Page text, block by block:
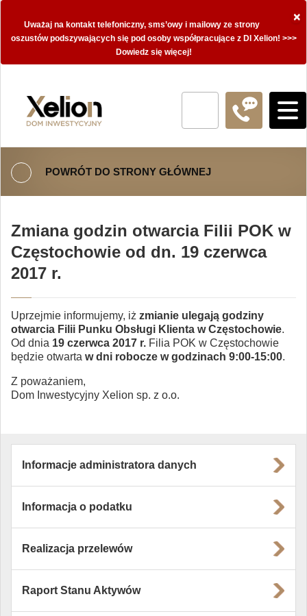
×
Uważaj na kontakt telefoniczny, sms’owy i mailowy ze strony
oszustów podszywających się pod osoby współpracujące z DI Xelion! >>>
Dowiedz się więcej!
POWRÓT DO STRONY GŁÓWNEJ
Zmiana godzin otwarcia Filii POK w
Częstochowie od dn. 19 czerwca
2017 r.
Uprzejmie informujemy, iż zmianie ulegają godziny
otwarcia Filii Punku Obsługi Klienta w Częstochowie.
Od dnia 19 czerwca 2017 r. Filia POK w Częstochowie
będzie otwarta w dni robocze w godzinach 9:00-15:00.
Z poważaniem,
Dom Inwestycyjny Xelion sp. z o.o.
Informacje administratora danych
Informacja o podatku
Realizacja przelewów
Raport Stanu Aktywów